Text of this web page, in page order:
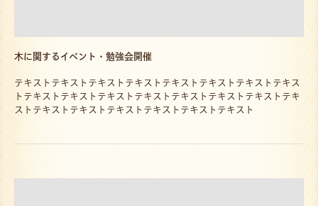
木に関するイベント・勉強会開催
テキストテキストテキストテキストテキストテキストテキストテキス
トテキストテキストテキストテキストテキストテキストテキストテキ
ストテキストテキストテキストテキストテキストテキスト